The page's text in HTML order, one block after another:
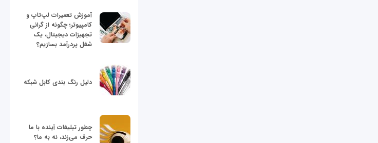
آموزش تعمیرات لپ‌تاپ و
کامپیوتر؛ چگونه از گرانی
تجهیزات دیجیتال، یک
شغل پردرآمد بسازیم؟
دلیل رنگ بندی کابل شبکه
چطور تبلیغات آینده با ما
حرف می‌زند، نه به ما؟